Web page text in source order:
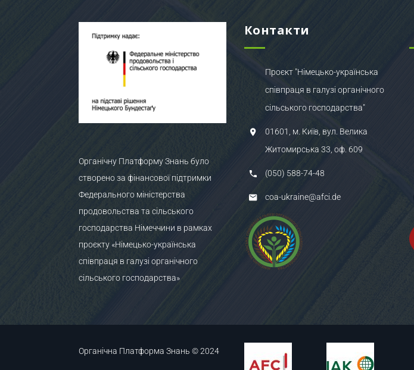
Органічну Платформу Знань було
створено за фінансової підтримки
Федерального міністерства
продовольства та сільського
господарства Німеччини в рамках
проєкту «Німецько-українська
співпраця в галузі органічного
сільського господарства»
Контакти
Проєкт "Німецько-українська
співпраця в галузі органічного
сільського господарства"
01601, м. Київ, вул. Велика
Житомирська 33, оф. 609
(050) 588-74-48
coa-ukraine@afci.de
Органічна Платформа Знань © 2024